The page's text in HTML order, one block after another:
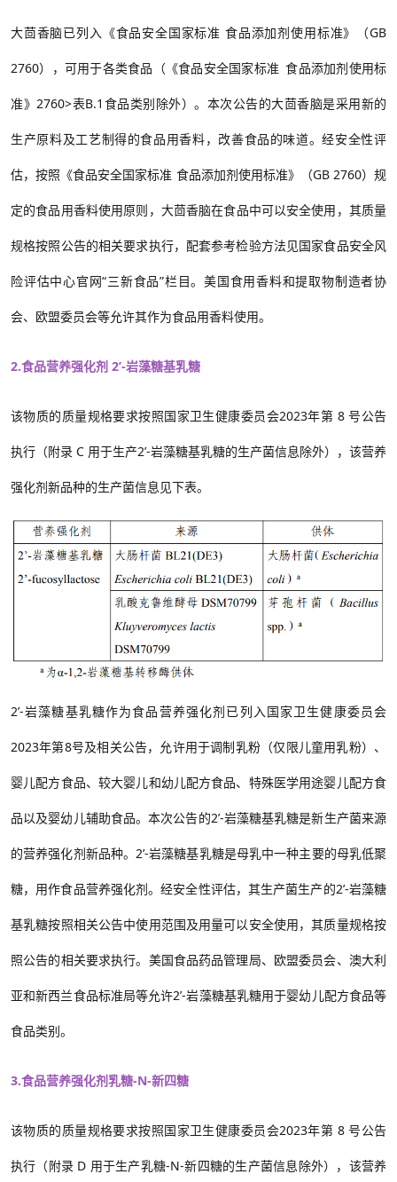
大茴香脑已列入《食品安全国家标准 食品添加剂使用标准》（GB
2760），可用于各类食品（《食品安全国家标准 食品添加剂使用标
准》 2760>表B.1 食品类别除外）。本次公告的大茴香脑是采用新的
生产原料及工艺制得的食品用香料，改善食品的味道。经安全性评
估，按照《食品安全国家标准 食品添加剂使用标准》（GB 2760）规
定的食品用香料使用原则， 大茴香脑在食品中可以安全使用 ，其质量
规格按照公告的相关要求执行，配套参考检验方法见国家食品安全风
险评估中心官网“三新食品”栏目。美国食用香料和提取物制造者协
会、欧盟委员会等允许其作为食品用香料使用。
2.食品营养强化剂 2’-岩藻糖基乳糖
该物质的质量规格要求按照国家卫生健康委员会2023年第 8 号公告
执行（附录 C 用于生产2’-岩藻糖基乳糖的生产菌信息除外），该营养
强化剂新品种的生产菌信息见下表。
2’-岩藻糖基乳糖作为食品营养强化剂已列入国家卫生健康委员会
2023年第8号及相关公告，允许用于调制乳粉（仅限儿童用乳粉）、
婴儿配方食品、较大婴儿和幼儿配方食品、特殊医学用途婴儿配方食
品以及婴幼儿辅助食品。本次公告的2’-岩藻糖基乳糖是新生产菌来源
的营养强化剂新品种。2’-岩藻糖基乳糖是母乳中一种主要的母乳低聚
糖，用作食品营养强化剂。经安全性评估，其生产菌生产的2’-岩藻糖
基乳糖按照相关公告中使用范围及用量可以安全使用，其质量规格按
照公告的相关要求执行。美国食品药品管理局、欧盟委员会、澳大利
亚和新西兰食品标准局等允许2’-岩藻糖基乳糖用于婴幼儿配方食品等
食品类别。
3.食品营养强化剂乳糖-N-新四糖
该物质的质量规格要求按照国家卫生健康委员会2023年第 8 号公告
执行（附录 D 用于生产乳糖-N-新四糖的生产菌信息除外），该营养